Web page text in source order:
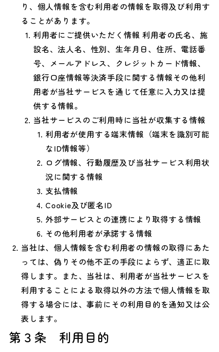
り、個人情報を含む利用者の情報を取得及び利用す
ることがあります。
利用者にご提供いただく情報 利用者の氏名、施
設名、法人名、性別、生年月日、住所、電話番
号、メールアドレス、クレジットカード情報、
銀行口座情報等決済手段に関する情報その他利
用者が当社サービスを通じて任意に入力又は提
供する情報。
当社サービスのご利用時に当社が収集する情報
利用者が使用する端末情報（端末を識別可能
なID情報等）
ログ情報、行動履歴及び当社サービス利用状
況に関する情報
支払情報
Cookie及び匿名ID
外部サービスとの連携により取得する情報
その他利用者が承諾する情報
当社は、個人情報を含む利用者の情報の取得にあた
っては、偽りその他不正の手段によらず、適正に取
得します。また、当社は、利用者が当社サービスを
利用することによる取得以外の方法で個人情報を取
得する場合には、事前にその利用目的を通知又は公
表します。
第３条 利用目的